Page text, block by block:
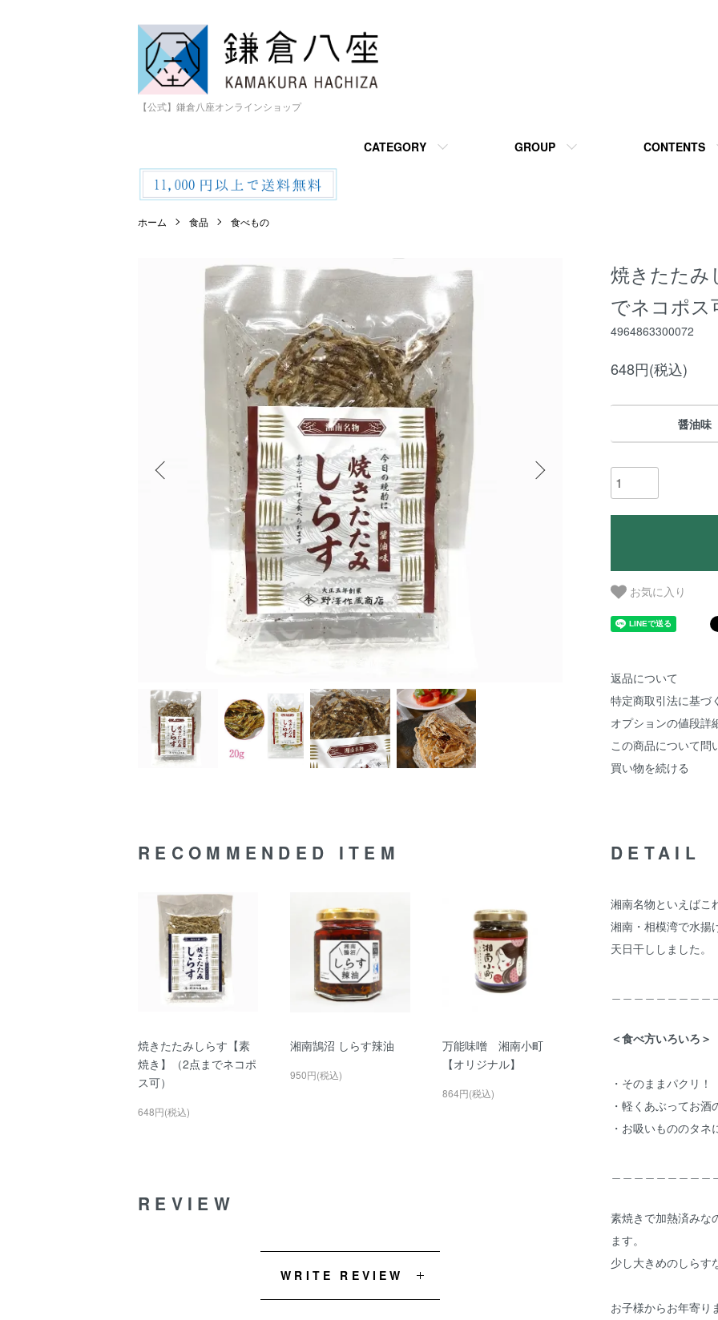
【公式】鎌倉八座オンラインショップ
CATEGORY GROUP CONTENTS
ホーム 食品 食べもの
焼きたたみ
でネコポス
4964863300072
648円(税込)
醤油味
お気に入り
返品について
特定商取引法に基づ
オプションの値段詳
この商品について問
買い物を続ける
DETAIL
湘南名物といえばこ
湘南・相模湾で水揚
天日干ししました。
＜食べ方いろいろ＞
・そのままパクリ！
・軽くあぶってお酒
・お吸いもののタネ
素焼きで加熱済みな
ます。
少し大きめのしらす
お子様からお年寄り
RECOMMENDED ITEM
焼きたたみしらす【素
焼き】（2点までネコポ
ス可）
648円(税込)
湘南鵠沼 しらす辣油
950円(税込)
万能味噌 湘南小町
【オリジナル】
864円(税込)
REVIEW
WRITE REVIEW